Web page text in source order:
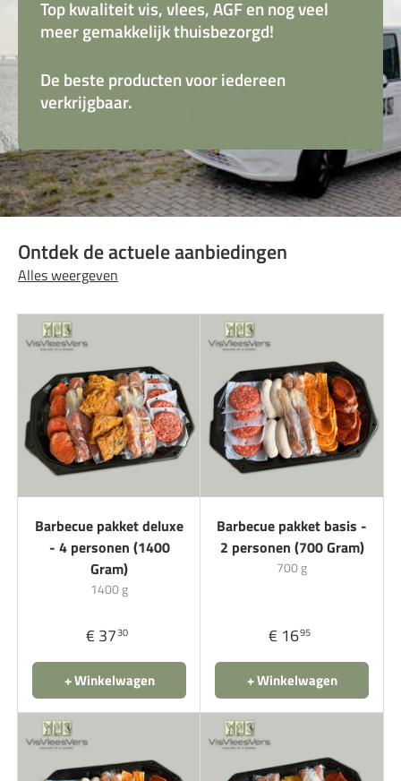
Top kwaliteit vis, vlees, AGF en nog veel
meer gemakkelijk thuisbezorgd!
De beste producten voor iedereen
verkrijgbaar.
Ontdek de actuele aanbiedingen
Alles weergeven
Barbecue pakket deluxe
- 4 personen (1400
Gram)
1400 g
€ 3730
+ Winkelwagen
Barbecue pakket basis -
2 personen (700 Gram)
700 g
€ 1695
+ Winkelwagen